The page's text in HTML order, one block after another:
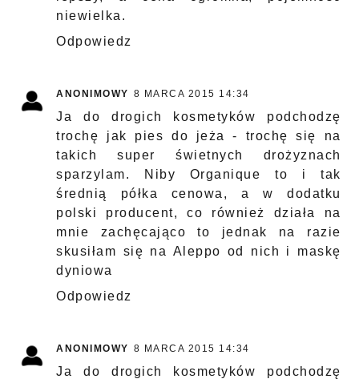
niewielka.
Odpowiedz
ANONIMOWY 8 MARCA 2015 14:34
Ja do drogich kosmetyków podchodzę
trochę jak pies do jeża - trochę się na
takich super świetnych drożyznach
sparzylam. Niby Organique to i tak
średnią półka cenowa, a w dodatku
polski producent, co również działa na
mnie zachęcająco to jednak na razie
skusiłam się na Aleppo od nich i maskę
dyniowa
Odpowiedz
ANONIMOWY 8 MARCA 2015 14:34
Ja do drogich kosmetyków podchodzę